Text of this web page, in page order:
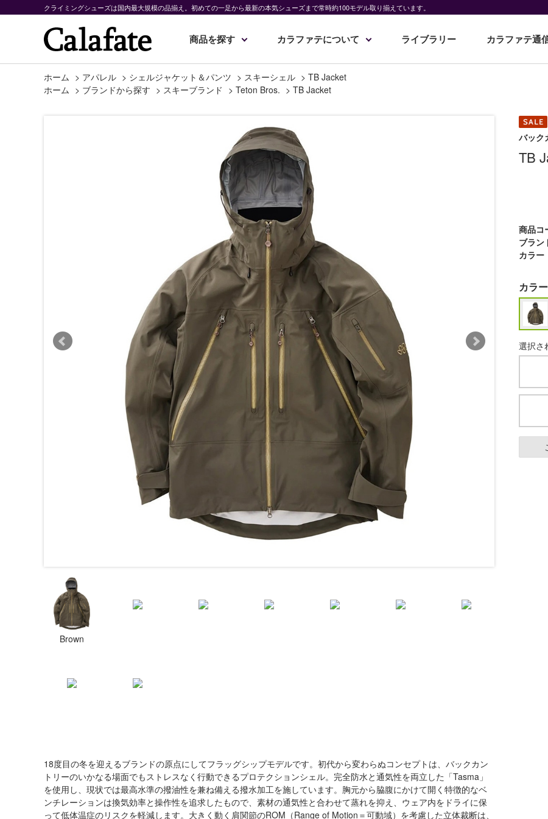
クライミングシューズは国内最大規模の品揃え。初めての一足から最新の本気シューズまで常時約100モデル取り揃えています。
商品を探す カラファテについて ライブラリー カラファテ通
ホーム > アパレル > シェルジャケット＆パンツ > スキーシェル > TB Jacket
ホーム > ブランドから探す > スキーブランド > Teton Bros. > TB Jacket
Brown
18度目の冬を迎えるブランドの原点にしてフラッグシップモデルです。初代から変わらぬコンセプトは、バックカン
トリーのいかなる場面でもストレスなく行動できるプロテクションシェル。完全防水と通気性を両立した「Tasma」
を使用し、現状では最高水準の撥油性を兼ね備える撥水加工を施しています。胸元から脇腹にかけて開く特徴的なベ
ンチレーションは換気効率と操作性を追求したもので、素材の通気性と合わせて蒸れを抑え、ウェア内をドライに保
って低体温症のリスクを軽減します。大きく動く肩関節のROM（Range of Motion＝可動域）を考慮した立体裁断は、
バック
TB
商品コ
ブラン
カラー
カラー
選択さ